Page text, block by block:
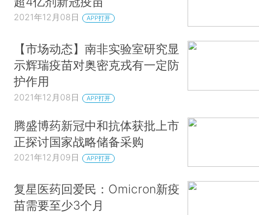
2021年12月08日 APP打开
【市场动态】南非实验室研究显
示辉瑞疫苗对奥密克戎有一定防
护作用
2021年12月08日 APP打开
腾盛博药新冠中和抗体获批上市
正探讨国家战略储备采购
2021年12月09日 APP打开
复星医药回爱民：Omicron新疫
苗需要至少3个月